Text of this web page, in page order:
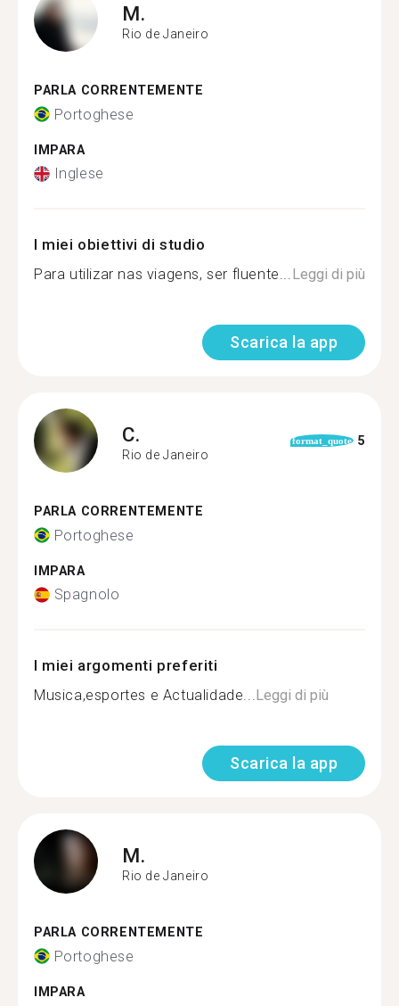
M.
Rio de Janeiro
PARLA CORRENTEMENTE
Portoghese
IMPARA
Inglese
I miei obiettivi di studio
Para utilizar nas viagens, ser fluente...Leggi di più
Scarica la app
C.
Rio de Janeiro
format_quote 5
PARLA CORRENTEMENTE
Portoghese
IMPARA
Spagnolo
I miei argomenti preferiti
Musica,esportes e Actualidade...Leggi di più
Scarica la app
M.
Rio de Janeiro
PARLA CORRENTEMENTE
Portoghese
IMPARA